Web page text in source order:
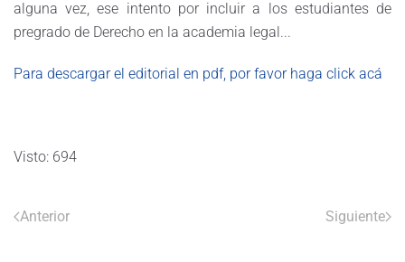
alguna vez, ese intento por incluir a los estudiantes de
pregrado de Derecho en la academia legal...
Para descargar el editorial en pdf, por favor haga click acá
Visto: 694
Anterior Siguiente